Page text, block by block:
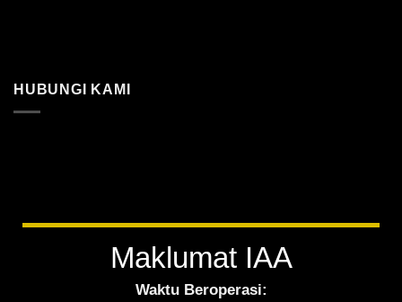
HUBUNGI KAMI
Maklumat IAA
Waktu Beroperasi: